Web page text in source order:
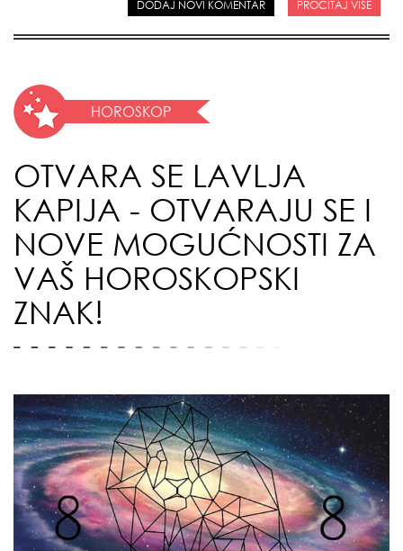
DODAJ NOVI KOMENTAR PROČITAJ VIŠE
HOROSKOP
OTVARA SE LAVLJA
KAPIJA - OTVARAJU SE I
NOVE MOGUĆNOSTI ZA
VAŠ HOROSKOPSKI
ZNAK!